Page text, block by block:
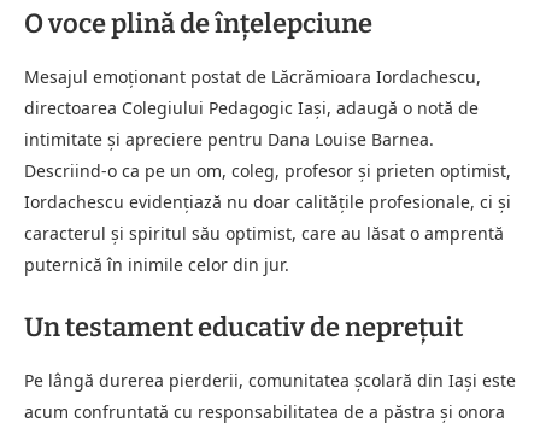
O voce plină de înţelepciune
Mesajul emoţionant postat de Lăcrămioara Iordachescu,
directoarea Colegiului Pedagogic Iași, adaugă o notă de
intimitate și apreciere pentru Dana Louise Barnea.
Descriind-o ca pe un om, coleg, profesor și prieten optimist,
Iordachescu evidenţiază nu doar calităţile profesionale, ci şi
caracterul şi spiritul său optimist, care au lăsat o amprentă
puternică în inimile celor din jur.
Un testament educativ de nepreţuit
Pe lângă durerea pierderii, comunitatea şcolară din Iaşi este
acum confruntată cu responsabilitatea de a păstra şi onora